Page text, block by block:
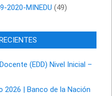
2020-MINEDU (49)
(EDD) Nivel Inicial –
2026 | Banco de la Nación